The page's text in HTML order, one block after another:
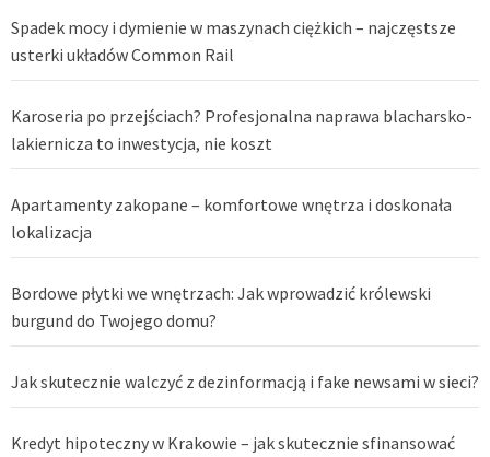
Spadek mocy i dymienie w maszynach ciężkich – najczęstsze
usterki układów Common Rail
Karoseria po przejściach? Profesjonalna naprawa blacharsko-
lakiernicza to inwestycja, nie koszt
Apartamenty zakopane – komfortowe wnętrza i doskonała
lokalizacja
Bordowe płytki we wnętrzach: Jak wprowadzić królewski
burgund do Twojego domu?
Jak skutecznie walczyć z dezinformacją i fake newsami w sieci?
Kredyt hipoteczny w Krakowie – jak skutecznie sfinansować